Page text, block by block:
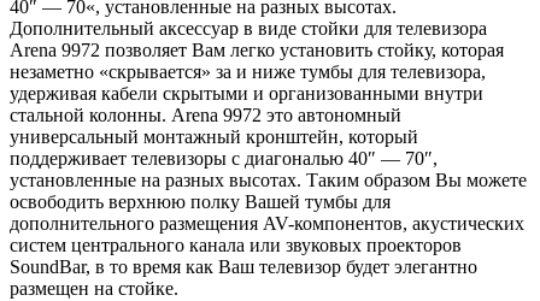
40″ — 70«, установленные на разных высотах.
Дополнительный аксессуар в виде стойки для телевизора
Arena 9972 позволяет Вам легко установить стойку, которая
незаметно «скрывается» за и ниже тумбы для телевизора,
удерживая кабели скрытыми и организованными внутри
стальной колонны. Arena 9972 это автономный
универсальный монтажный кронштейн, который
поддерживает телевизоры с диагональю 40″ — 70″,
установленные на разных высотах. Таким образом Вы можете
освободить верхнюю полку Вашей тумбы для
дополнительного размещения AV-компонентов, акустических
систем центрального канала или звуковых проекторов
SoundBar, в то время как Ваш телевизор будет элегантно
размещен на стойке.